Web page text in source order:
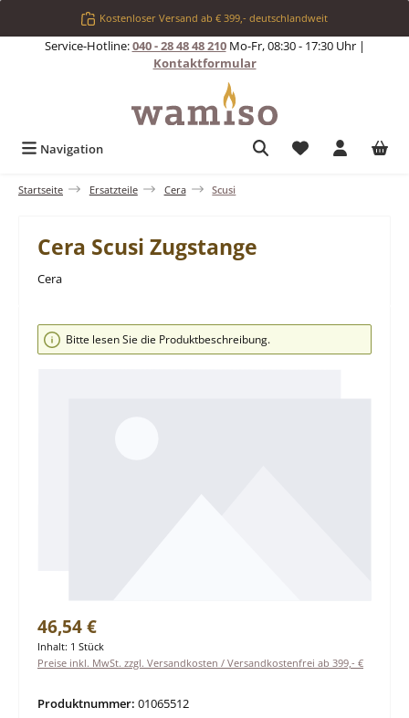
Zum Hauptinhalt springenKostenloser Versand ab € 399,- deutschlandweit
Service-Hotline:040 - 28 48 48 210Mo-Fr, 08:30 - 17:30 Uhr |
Kontaktformular
Navigation Du hast 0
Startseite Ersatzteile Cera Scusi
Cera Scusi Zugstange
Cera
Bildergalerie überspringen
Bitte lesen Sie die Produktbeschreibung.
Regulärer Preis:
46,54 €
Inhalt: 1 Stück
Preise inkl. MwSt. zzgl. Versandkosten / Versandkostenfrei ab 399,- €
Produktnummer: 01065512